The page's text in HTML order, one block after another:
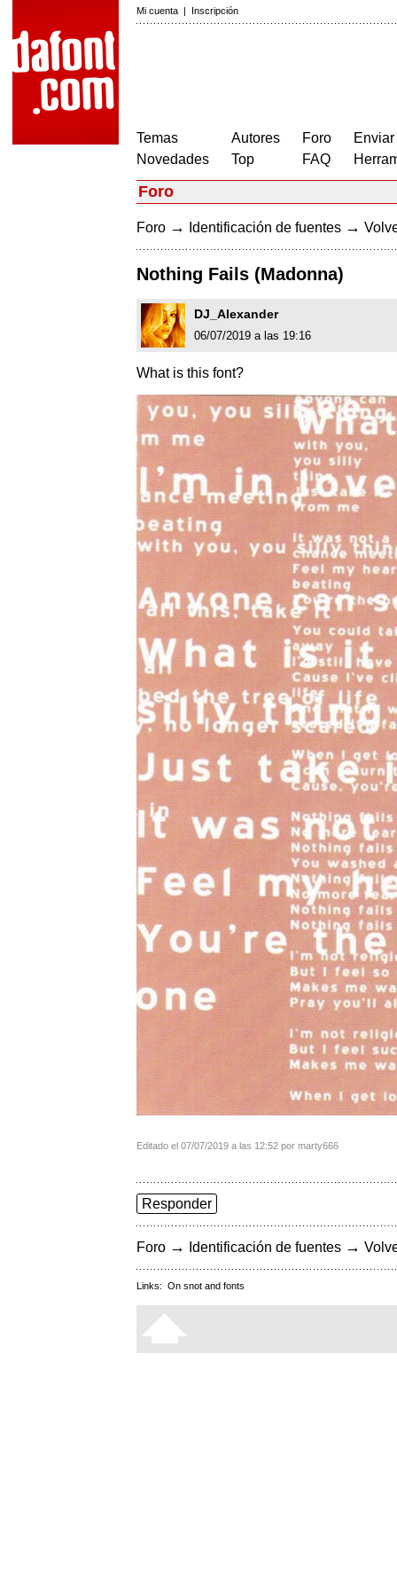
Mi cuenta | Inscripción
Temas
Novedades
Autores
Top
Foro
FAQ
Foro
Foro → Identificación de fuentes →
Nothing Fails (Madonna)
DJ_Alexander
06/07/2019 a las 19:16
What is this font?
Editado el 07/07/2019 a las 12:52 por marty666
Responder
Foro → Identificación de fuentes →
Links: On snot and fonts